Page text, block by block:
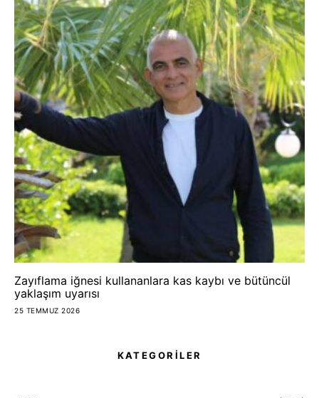
Zayıflama iğnesi kullananlara kas kaybı ve bütüncül
yaklaşım uyarısı
25 TEMMUZ 2026
KATEGORİLER